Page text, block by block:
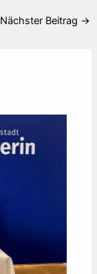
Nächster Beitrag →